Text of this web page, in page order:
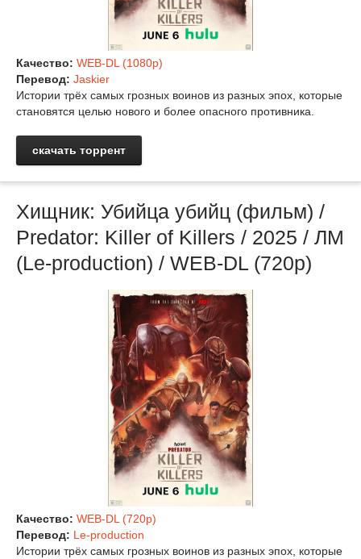
Качество: WEB-DL (1080p)
Перевод: Jaskier
Истории трёх самых грозных воинов из разных эпох, которые
становятся целью нового и более опасного противника.
скачать торрент
Хищник: Убийца убийц (фильм) /
Predator: Killer of Killers / 2025 / ЛМ
(Le-production) / WEB-DL (720p)
Качество: WEB-DL (720p)
Перевод: Le-production
Истории трёх самых грозных воинов из разных эпох, которые